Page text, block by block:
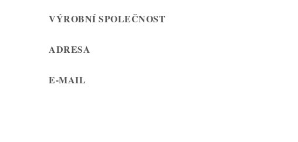
VÝROBNÍ SPOLEČNOST
ADRESA
E-MAIL